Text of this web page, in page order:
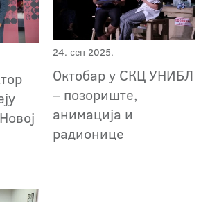
24. сеп 2025.
Октобар у СКЦ УНИБЛ
– позориште,
анимација и
радионице